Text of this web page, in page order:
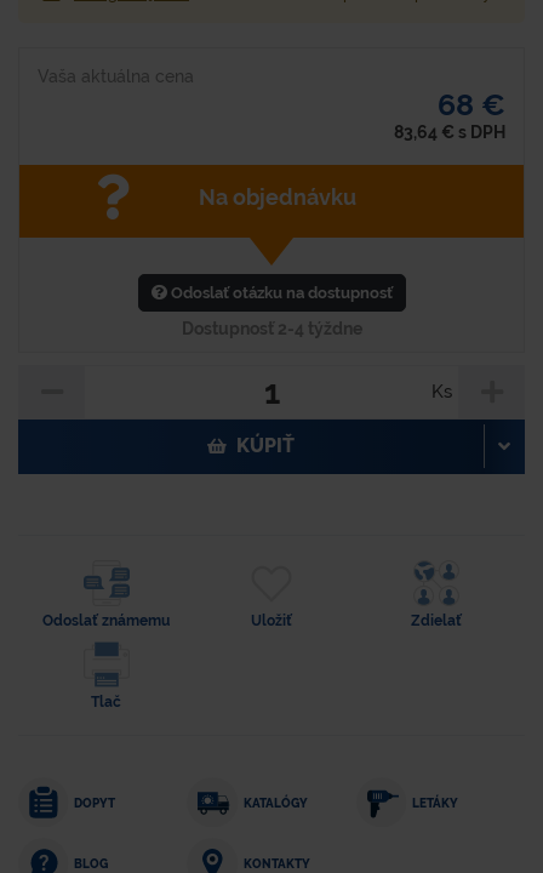
Vaša aktuálna cena
68 €
83,64 € s DPH
Na objednávku
Odoslať otázku na dostupnosť
Dostupnosť 2-4 týždne
Ks
KÚPIŤ
Odoslať známemu Uložiť Zdielať
Tlač
DOPYT KATALÓGY LETÁKY
BLOG KONTAKTY